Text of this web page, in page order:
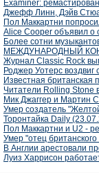
Examiner:
Джефф Линн, Дэйв
Пол Маккартни
Alice Cooper объявил о
Более сотни
МЕЖДУНАРОДНЫЙ
Журнал Classic Rock
Роджер Уотерс воздвиг
Известная британская
Читатели Rolling Stone
Мик Джаггер и Мартин
Умер создатель
Торонтайка Daily
Пол Маккартни и U2 -
Умер "отец
В Англии арестовали
Луиз Харрисон